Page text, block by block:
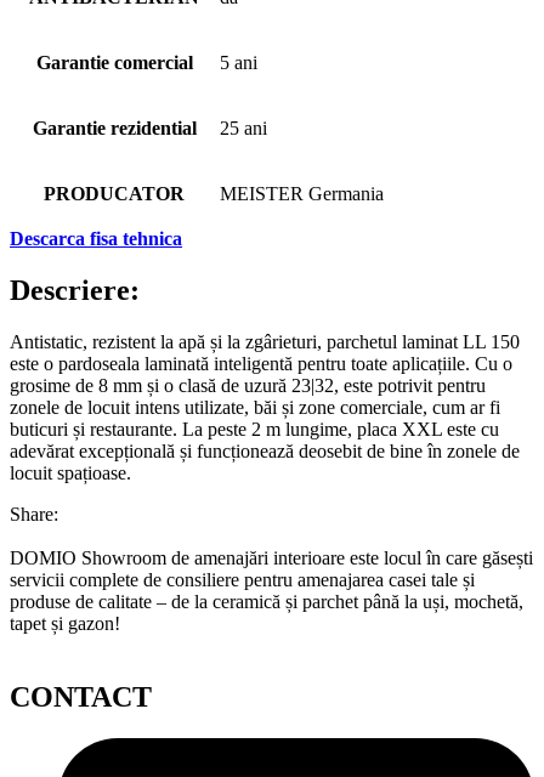
Garantie comercial 5 ani
Garantie rezidential 25 ani
PRODUCATOR MEISTER Germania
Descarca fisa tehnica
Descriere:
Antistatic, rezistent la apă și la zgârieturi, parchetul laminat LL 150
este o pardoseala laminată inteligentă pentru toate aplicațiile. Cu o
grosime de 8 mm și o clasă de uzură 23|32, este potrivit pentru
zonele de locuit intens utilizate, băi și zone comerciale, cum ar fi
buticuri și restaurante. La peste 2 m lungime, placa XXL este cu
adevărat excepțională și funcționează deosebit de bine în zonele de
locuit spațioase.
Share:
DOMIO Showroom de amenajări interioare este locul în care găsești
servicii complete de consiliere pentru amenajarea casei tale și
produse de calitate – de la ceramică și parchet până la uși, mochetă,
tapet și gazon!
CONTACT